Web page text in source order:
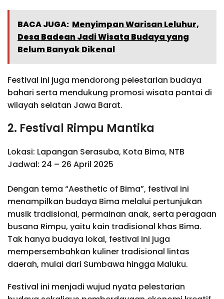
BACA JUGA: Menyimpan Warisan Leluhur,
Desa Badean Jadi Wisata Budaya yang
Belum Banyak Dikenal
Festival ini juga mendorong pelestarian budaya
bahari serta mendukung promosi wisata pantai di
wilayah selatan Jawa Barat.
2. Festival Rimpu Mantika
Lokasi: Lapangan Serasuba, Kota Bima, NTB
Jadwal: 24 – 26 April 2025
Dengan tema “Aesthetic of Bima”, festival ini
menampilkan budaya Bima melalui pertunjukan
musik tradisional, permainan anak, serta peragaan
busana Rimpu, yaitu kain tradisional khas Bima.
Tak hanya budaya lokal, festival ini juga
mempersembahkan kuliner tradisional lintas
daerah, mulai dari Sumbawa hingga Maluku.
Festival ini menjadi wujud nyata pelestarian